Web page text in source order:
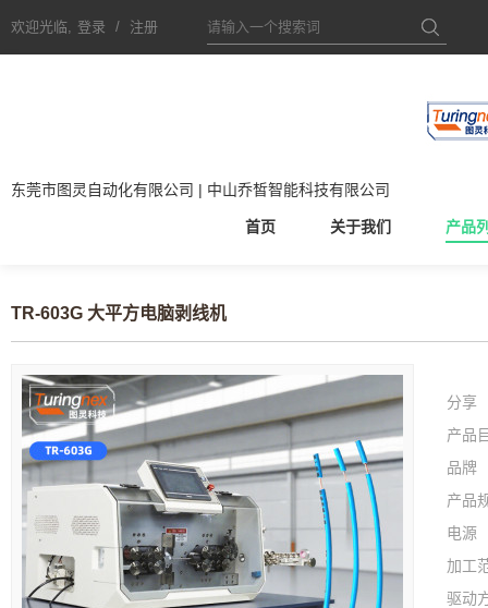
欢迎光临, 登录 / 注册
东莞市图灵自动化有限公司 | 中山乔皙智能科技有限公司
首页 关于我们 产品
TR-603G 大平方电脑剥线机
分享
产品
品牌
产品
电源
加工
驱动